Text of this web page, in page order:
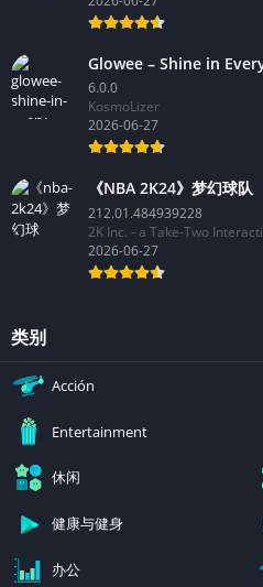
Glowee – Shine in
6.0.0
KosmoLizer
2026-06-27
《NBA 2K24》梦幻球队
212.01.484939228
2K Inc. - a Take-Two
2026-06-27
类别
Acción
Entertainment
休闲
健康与健身
办公